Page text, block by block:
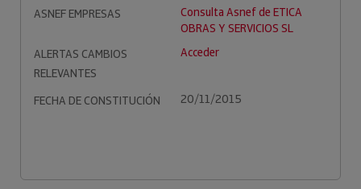
ASNEF EMPRESAS
Consulta Asnef de ETICA
OBRAS Y SERVICIOS SL
ALERTAS CAMBIOS
RELEVANTES
Acceder
FECHA DE CONSTITUCIÓN 20/11/2015